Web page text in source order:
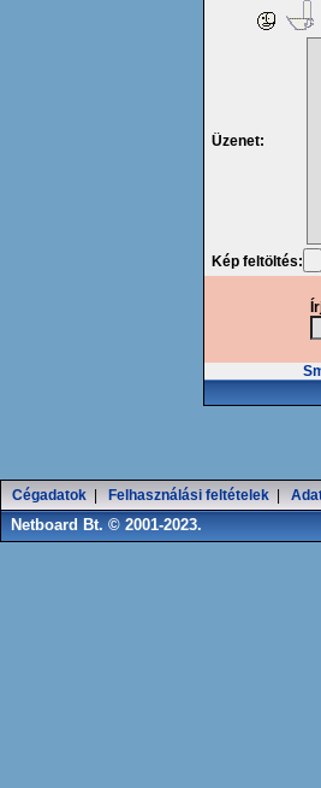
Üzenet:
Kép feltöltés:
Cégadatok Felhasználási feltételek
Netboard Bt. © 2001-2023.